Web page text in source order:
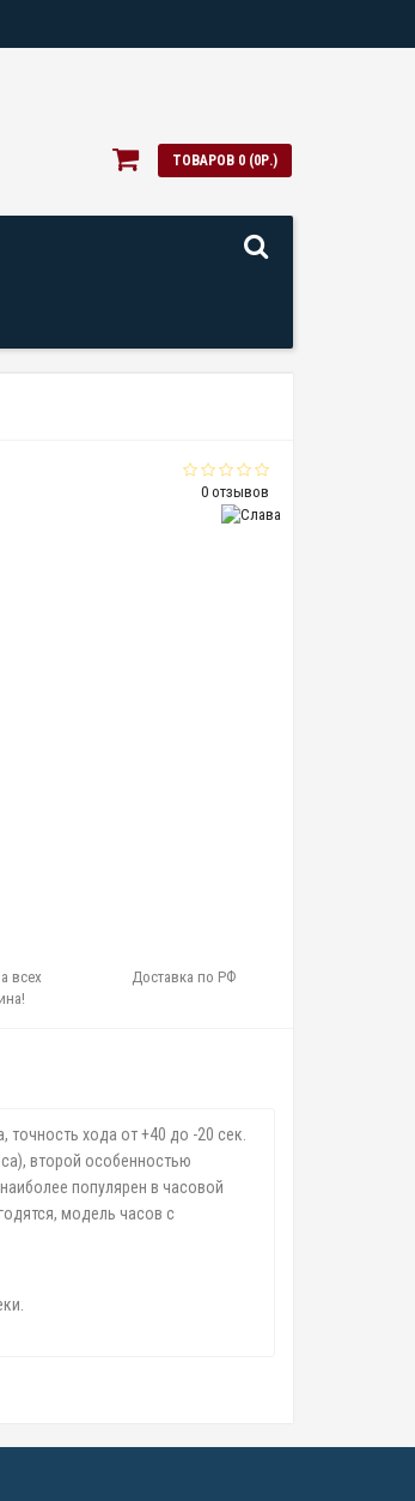
ТОВАРОВ 0 (0Р.)
0 отзывов
всех
Доставка по РФ
хода от +40 до -20 сек.
второй особенностью
популярен в часовой
модель часов с